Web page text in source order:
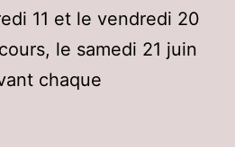
11 et le vendredi 20
le samedi 21 juin
chaque